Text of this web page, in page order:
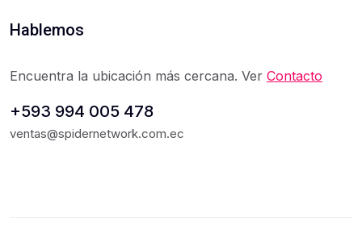
Hablemos
Encuentra la ubicación más cercana. Ver Contacto
+593 994 005 478
ventas@spidernetwork.com.ec